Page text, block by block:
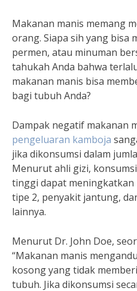
Makanan manis memang
orang. Siapa sih yang bisa
permen, atau minuman
tahukah Anda bahwa
makanan manis bisa
bagi tubuh Anda?
Dampak negatif makanan
pengeluaran kamboja
jika dikonsumsi dalam
Menurut ahli gizi,
tinggi dapat meningkatkan
tipe 2, penyakit jantung,
lainnya.
Menurut Dr. John Doe,
“Makanan manis
kosong yang tidak
tubuh. Jika dikonsumsi